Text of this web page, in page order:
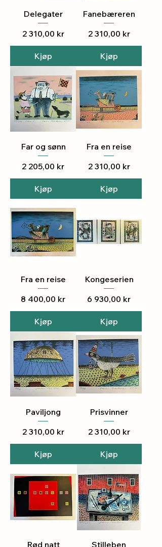
Delegater
Pris
2 310,00 kr
Kjøp
Fanebæreren
Pris
2 310,00 kr
Kjøp
Far og sønn
Pris
2 205,00 kr
Kjøp
Fra en reise
Pris
2 310,00 kr
Kjøp
Fra en reise
Pris
8 400,00 kr
Kjøp
Kongeserien
Pris
6 930,00 kr
Kjøp
Paviljong
Pris
2 310,00 kr
Kjøp
Prisvinner
Pris
2 310,00 kr
Kjøp
Rød natt Stilleben